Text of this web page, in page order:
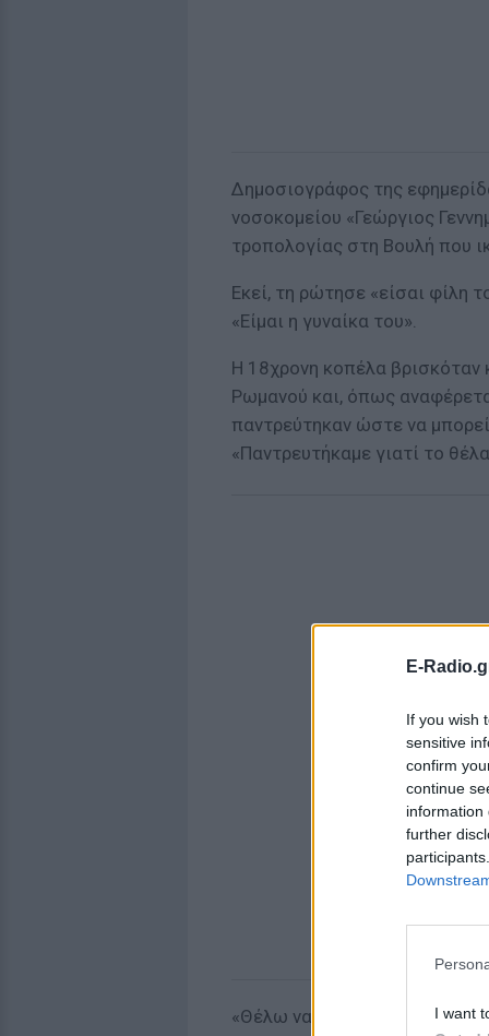
E-
If you wish
sensitive
confirm
continue
information
further
I want
Δημοσιογράφος της
νοσοκομείου «Γεώργιος
τροπολογίας στη Βουλή που
Εκεί, τη ρώτησε «είσαι φίλη
«Είμαι η γυναίκα του».
Η 18χρονη κοπέλα
Ρωμανού και, όπως
παντρεύτηκαν ώστε να
«Παντρευτήκαμε γιατί το
«Θέλω να ζήσει ο Νίκος,